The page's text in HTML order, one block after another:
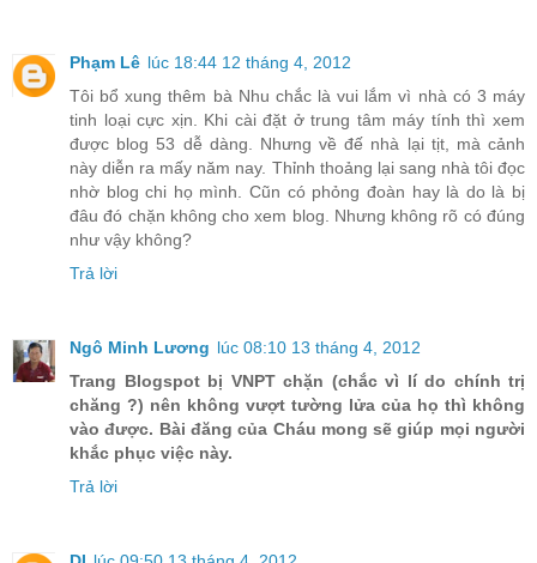
Phạm Lê lúc 18:44 12 tháng 4, 2012
Tôi bổ xung thêm bà Nhu chắc là vui lắm vì nhà có 3 máy
tinh loại cực xịn. Khi cài đặt ở trung tâm máy tính thì xem
được blog 53 dễ dàng. Nhưng về đế nhà lại tịt, mà cảnh
này diễn ra mấy năm nay. Thỉnh thoảng lại sang nhà tôi đọc
nhờ blog chi họ mình. Cũn có phỏng đoàn hay là do là bị
đâu đó chặn không cho xem blog. Nhưng không rõ có đúng
như vậy không?
Trả lời
Ngô Minh Lương lúc 08:10 13 tháng 4, 2012
Trang Blogspot bị VNPT chặn (chắc vì lí do chính trị
chăng ?) nên không vượt tường lửa của họ thì không
vào được. Bài đăng của Cháu mong sẽ giúp mọi người
khắc phục việc này.
Trả lời